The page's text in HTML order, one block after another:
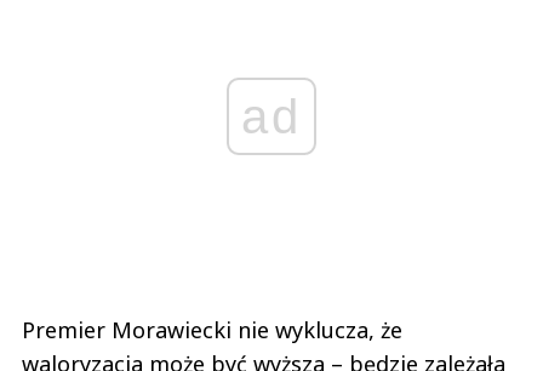
ad
Premier Morawiecki nie wyklucza, że
waloryzacja może być wyższa – będzie zależała